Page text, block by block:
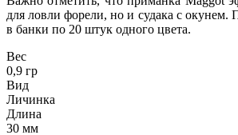
для ловли форели, но и судака с
в банки по 20 штук одного цвета.
Вес
0,9 гр
Вид
Личинка
Длина
30 мм